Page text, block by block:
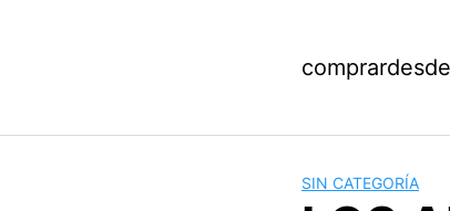
SIN CATEGORÍA